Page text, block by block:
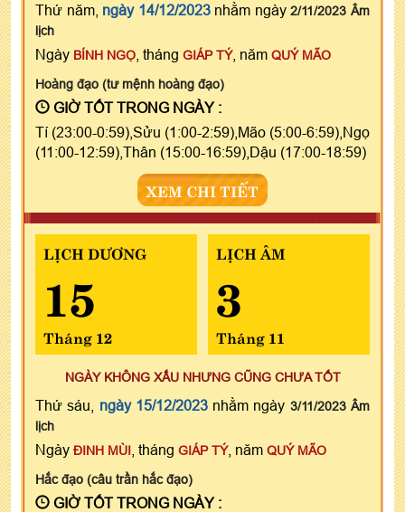
Thứ năm, ngày 14/12/2023nhằm ngày2/11/2023 Âm
lịch
Ngày BÍNH NGỌ , tháng GIÁP TÝ, năm QUÝ MÃO
Hoàng đạo (tư mệnh hoàng đạo)
GIỜ TỐT TRONG NGÀY :
Tí (23:00-0:59),Sửu (1:00-2:59),Mão (5:00-6:59),Ngọ
(11:00-12:59),Thân (15:00-16:59),Dậu (17:00-18:59)
XEM CHI TIẾT
LỊCH DƯƠNG
15
Tháng 12
LỊCH ÂM
3
Tháng 11
NGÀY KHÔNG XẤU NHƯNG CŨNG CHƯA TỐT
Thứ sáu, ngày 15/12/2023nhằm ngày 3/11/2023 Âm
lịch
Ngày ĐINH MÙI , tháng GIÁP TÝ, năm QUÝ MÃO
Hắc đạo (câu trần hắc đạo)
GIỜ TỐT TRONG NGÀY :